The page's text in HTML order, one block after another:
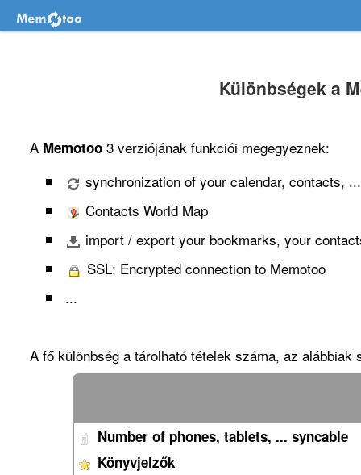
Különbségek a
A Memotoo 3 verziójának funkciói megegyeznek:
synchronization of your calendar, contacts,
Contacts World Map
import / export your bookmarks, your
SSL: Encrypted connection to Memotoo
...
A fő különbség a tárolható tételek száma, az alábbiak
Number of phones, tablets, ... syncable
Könyvjelzők